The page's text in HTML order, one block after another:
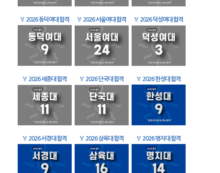
🏅 2026 동덕여대 합격 🏅 2026 서울여대 합격 🏅 2026 덕성여대 합격
🏅 2026 세종대 합격 🏅 2026 단국대 합격 🏅 2026 한성대 합격
🏅 2026 서경대 합격 🏅 2026 삼육대 합격 🏅 2026 명지대 합격